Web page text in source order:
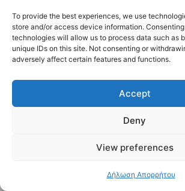
To provide the best experiences, we use
store and/or access device information.
technologies will allow us to process data such as
unique IDs on this site. Not consenting or
adversely affect certain features and functions.
Accept
Deny
View preferences
Δήλωση Απορρήτου
Tinos Island Live Webcamera
© 2026